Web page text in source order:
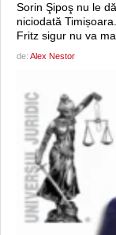
Sorin Şipoş nu le
niciodată
Fritz sigur nu va
de: Alex Nestor